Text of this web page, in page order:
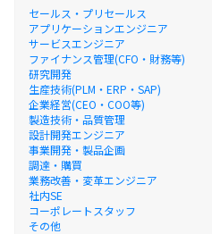
セールス・プリセールス
アプリケーションエンジニア
サービスエンジニア
ファイナンス管理(CFO・財務等)
研究開発
生産技術(PLM・ERP・SAP)
企業経営(CEO・COO等)
製造技術・品質管理
設計開発エンジニア
事業開発・製品企画
調達・購買
業務改善・変革エンジニア
社内SE
コーポレートスタッフ
その他